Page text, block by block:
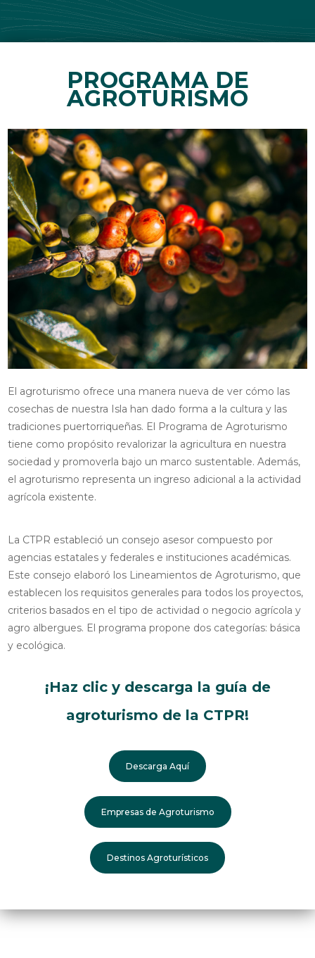
PROGRAMA DE
AGROTURISMO
El agroturismo ofrece una manera nueva de ver cómo las
cosechas de nuestra Isla han dado forma a la cultura y las
tradiciones puertorriqueñas. El Programa de Agroturismo
tiene como propósito revalorizar la agricultura en nuestra
sociedad y promoverla bajo un marco sustentable. Además,
el agroturismo representa un ingreso adicional a la actividad
agrícola existente.
La CTPR estableció un consejo asesor compuesto por
agencias estatales y federales e instituciones académicas.
Este consejo elaboró los Lineamientos de Agroturismo, que
establecen los requisitos generales para todos los proyectos,
criterios basados en el tipo de actividad o negocio agrícola y
agro albergues. El programa propone dos categorías: básica
y ecológica.
¡Haz clic y descarga la guía de
agroturismo de la CTPR!
Descarga Aquí
Empresas de Agroturismo
Destinos Agroturísticos